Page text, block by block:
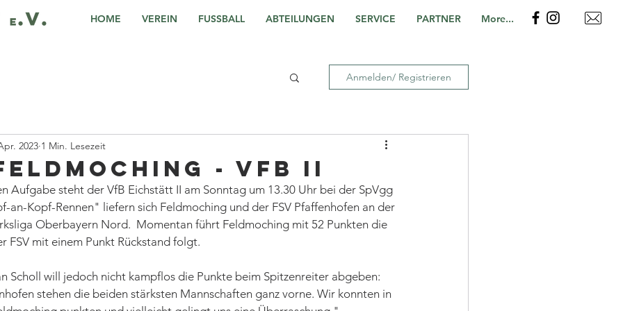
HOME VEREIN FUSSBALL ABTEILUNGEN SERVICE PARTNER More...
Anmelden/ Registrieren
- VfB II
2023 1 Min. Lesezeit
Aufgabe steht der VfB Eichstätt II am Sonntag um 13.30 Uhr bei der SpVgg
an-Kopf-Rennen" liefern sich Feldmoching und der FSV Pfaffenhofen an der
Oberbayern Nord.  Momentan führt Feldmoching mit 52 Punkten die
FSV mit einem Punkt Rückstand folgt.
Scholl will jedoch nicht kampflos die Punkte beim Spitzenreiter abgeben:
stehen die beiden stärksten Mannschaften ganz vorne. Wir konnten in